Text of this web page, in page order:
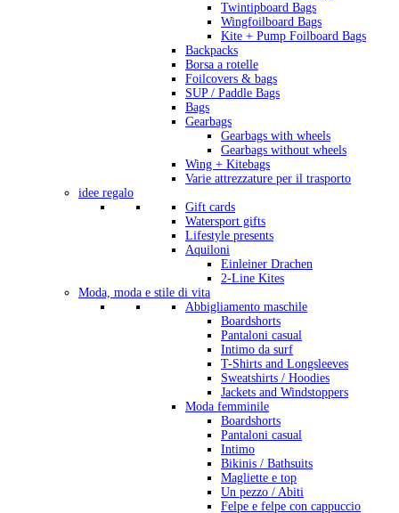
Twintipboard Bags
Wingfoilboard Bags
Kite + Pump Foilboard Bags
Backpacks
Borsa a rotelle
Foilcovers & bags
SUP / Paddle Bags
Bags
Gearbags
Gearbags with wheels
Gearbags without wheels
Wing + Kitebags
Varie attrezzature per il trasporto
idee regalo
Gift cards
Watersport gifts
Lifestyle presents
Aquiloni
Einleiner Drachen
2-Line Kites
Moda, moda e stile di vita
Abbigliamento maschile
Boardshorts
Pantaloni casual
Intimo da surf
T-Shirts and Longsleeves
Sweatshirts / Hoodies
Jackets and Windstoppers
Moda femminile
Boardshorts
Pantaloni casual
Intimo
Bikinis / Bathsuits
Magliette e top
Un pezzo / Abiti
Felpe e felpe con cappuccio